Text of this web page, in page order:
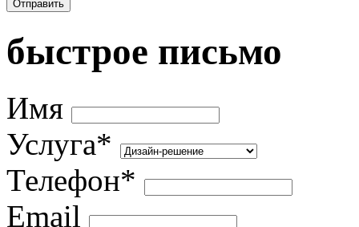
Отправить
быстрое письмо
Имя
Услуга*
Телефон*
Email